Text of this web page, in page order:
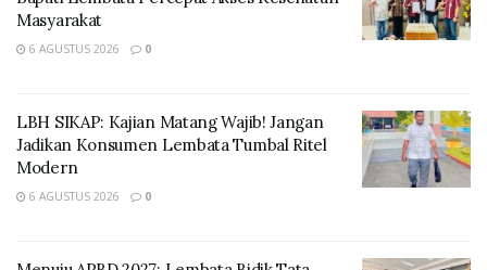
Di kios tersebut, WL, seorang kakek yang adalah
pemilik kios, melakukan tindak kekerasan seksual
terhadap korban.
Masyarakat
6 AGUSTUS 2026 0
LBH SIKAP: Kajian Matang Wajib! Jangan
Jadikan Konsumen Lembata Tumbal Ritel
Modern
6 AGUSTUS 2026 0